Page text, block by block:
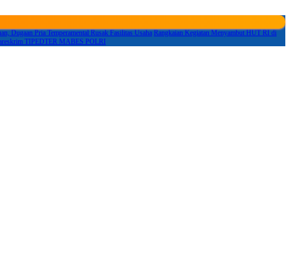
Dugaan Pria Temperamental Rusak Fasilitas Usaha Rangkaian Kegiatan Menyambut HUT RI di
TIPEDTER MABES POLRI